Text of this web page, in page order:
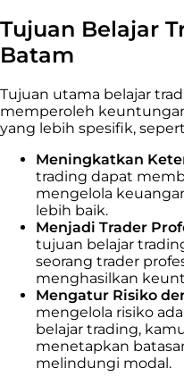
Tujuan Belajar
Batam
Tujuan utama belajar
memperoleh
yang lebih spesifik,
Meningkatkan
trading dapat
mengelola
lebih baik.
Menjadi Trader
tujuan belajar
seorang trader
menghasilkan
Mengatur Risiko
mengelola risiko
belajar trading,
menetapkan
melindungi modal.